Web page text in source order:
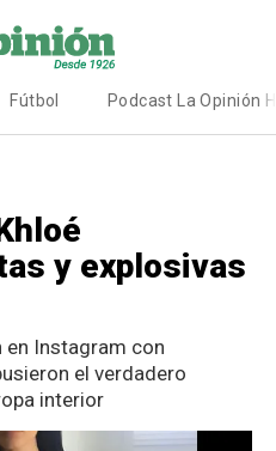
Fútbol Podcast La Opinión
y explosivas
en Instagram con
el verdadero
interior